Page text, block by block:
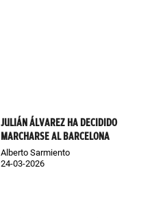
JULIÁN ÁLVAREZ HA DECIDIDO
MARCHARSE AL BARCELONA
Alberto Sarmiento
24-03-2026